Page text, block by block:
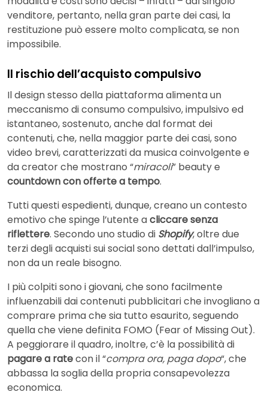
venditore, pertanto, nella gran parte dei casi, la
restituzione può essere molto complicata, se non
impossibile.
Il rischio dell’acquisto compulsivo
Il design stesso della piattaforma alimenta un
meccanismo di consumo compulsivo, impulsivo ed
istantaneo, sostenuto, anche dal format dei
contenuti, che, nella maggior parte dei casi, sono
video brevi, caratterizzati da musica coinvolgente e
da creator che mostrano “miracoli” beauty e
countdown con offerte a tempo.
Tutti questi espedienti, dunque, creano un contesto
emotivo che spinge l’utente acliccare senza
riflettere. Secondo uno studio di Shopify, oltre due
terzi degli acquisti sui social sono dettati dall’impulso,
non da un reale bisogno.
I più colpiti sono i giovani, che sono facilmente
influenzabili dai contenuti pubblicitari che invogliano a
comprare prima che sia tutto esaurito, seguendo
quella che viene definita FOMO (Fear of Missing Out).
A peggiorare il quadro, inoltre, c’è la possibilità di
pagare a ratecon il “compra ora, paga dopo“, che
abbassa la soglia della propria consapevolezza
economica.